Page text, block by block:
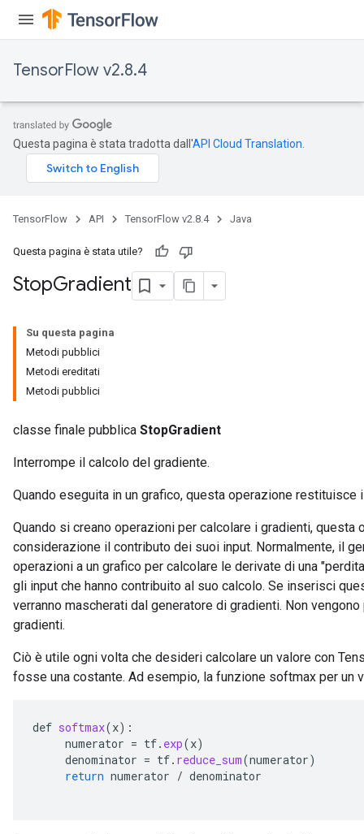
TensorFlow v2.8.4
Questa pagina è stata tradotta dall'API Cloud Translation
TensorFlow API TensorFlow v2.8.4 Java
Questa pagina è stata utile?
StopGradient
Su questa pagina
Metodi pubblici
Metodi ereditati
Metodi pubblici
classe finale pubblica StopGradient
Interrompe il calcolo del gradiente.
Quando eseguita in un grafico, questa operazione
Quando si creano operazioni per calcolare i gradienti,
considerazione il contributo dei suoi input. Normalmente, il
operazioni a un grafico per calcolare le derivate di una
gli input che hanno contribuito al suo calcolo. Se inserisci
verranno mascherati dal generatore di gradienti. Non
gradienti.
Ciò è utile ogni volta che desideri calcolare un valore con
fosse una costante. Ad esempio, la funzione softmax per un
def softmax(x):
numerator = tf. exp(x)
denominator = tf. reduce_sum(numerator)
return numerator / denominator